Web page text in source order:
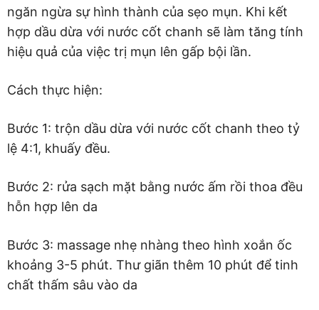
ngăn ngừa sự hình thành của sẹo mụn. Khi kết
hợp dầu dừa với nước cốt chanh sẽ làm tăng tính
hiệu quả của việc trị mụn lên gấp bội lần.
Cách thực hiện:
Bước 1: trộn dầu dừa với nước cốt chanh theo tỷ
lệ 4:1, khuấy đều.
Bước 2: rửa sạch mặt bằng nước ấm rồi thoa đều
hỗn hợp lên da
Bước 3: massage nhẹ nhàng theo hình xoắn ốc
khoảng 3-5 phút. Thư giãn thêm 10 phút để tinh
chất thấm sâu vào da